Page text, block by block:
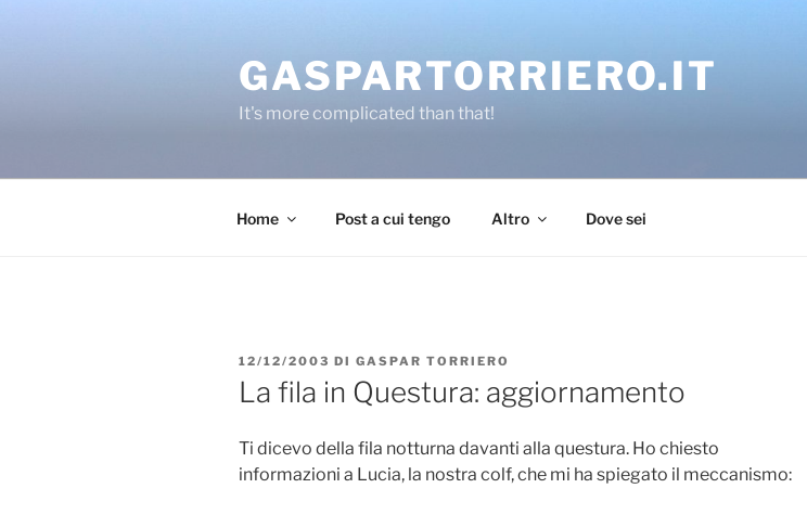
GASPARTORRIERO.IT
It's more complicated than that!
Home Post a cui tengo Altro Dove sei
PUBBLICATO
IL
12/12/2003 DI GASPAR TORRIERO
La fila in Questura: aggiornamento
Ti dicevo della fila notturna davanti alla questura. Ho chiesto
informazioni a Lucia, la nostra colf, che mi ha spiegato il meccanismo: